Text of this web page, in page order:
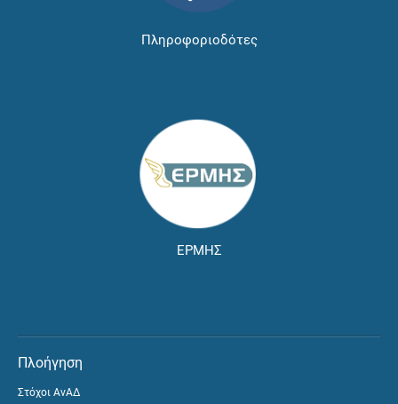
Πληροφοριοδότες
ΕΡΜΗΣ
Πλοήγηση
Στόχοι ΑνΑΔ